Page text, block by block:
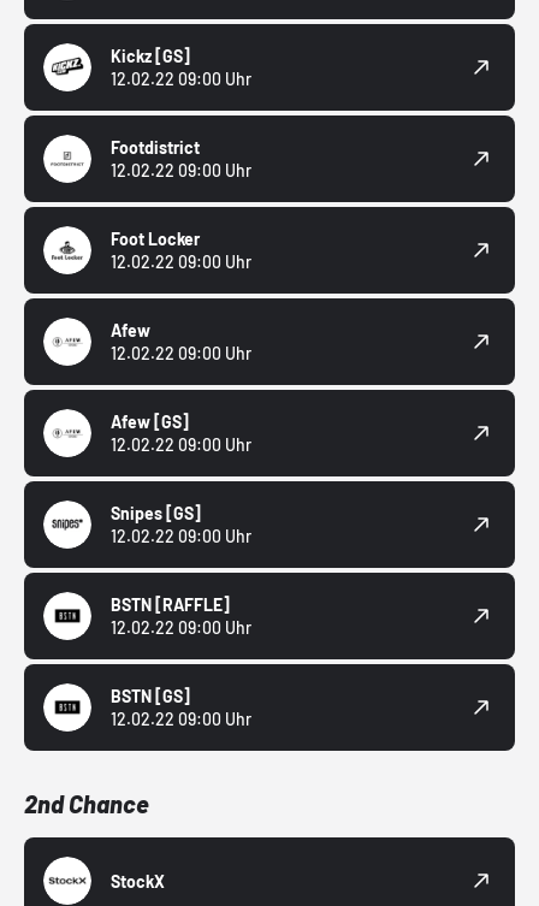
Kickz [GS]
12.02.22 09:00 Uhr
Footdistrict
12.02.22 09:00 Uhr
Foot Locker
12.02.22 09:00 Uhr
Afew
12.02.22 09:00 Uhr
Afew [GS]
12.02.22 09:00 Uhr
Snipes [GS]
12.02.22 09:00 Uhr
BSTN [RAFFLE]
12.02.22 09:00 Uhr
BSTN [GS]
12.02.22 09:00 Uhr
2nd Chance
StockX